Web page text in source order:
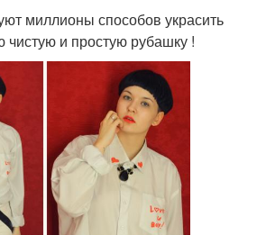
миллионы способов украсить
чистую и простую рубашку !